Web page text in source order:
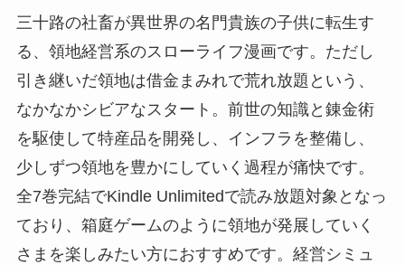
三十路の社畜が異世界の名門貴族の子供に転生す
る、領地経営系のスローライフ漫画です。ただし
引き継いだ領地は借金まみれで荒れ放題という、
なかなかシビアなスタート。前世の知識と錬金術
を駆使して特産品を開発し、インフラを整備し、
少しずつ領地を豊かにしていく過程が痛快です。
全7巻完結でKindle Unlimitedで読み放題対象となっ
ており、箱庭ゲームのように領地が発展していく
さまを楽しみたい方におすすめです。経営シミュ